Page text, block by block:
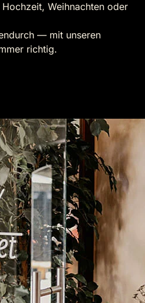
Weihnachten oder
— mit unseren
richtig.